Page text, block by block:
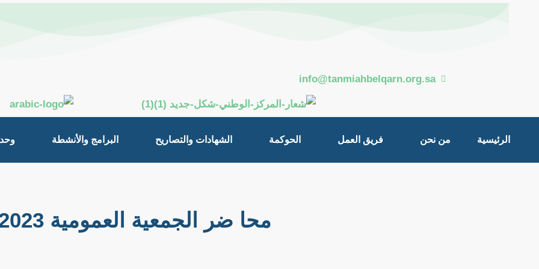
info@tanmiahbelqarn.org.sa
الرئيسية من نحن فريق العمل الحوكمة الشهادات والتصاريح البرامج والأنشطة
محا ضر الجمعية العمومية 2023